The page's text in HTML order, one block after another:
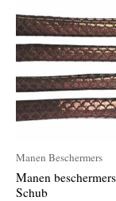
Manen Beschermers
Manen
Schub
tot
€21.95